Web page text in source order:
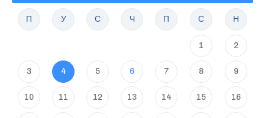
П У С Ч П С Н
1 2
3 4 5 6 7 8 9
10 11 12 13 14 15 16